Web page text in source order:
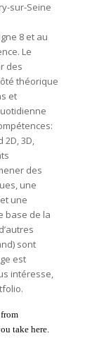
sur-Seine
8 et au
Le
des
théorique
et
3D,
des
une
une
base de la
sont
est
intéresse,
take here.